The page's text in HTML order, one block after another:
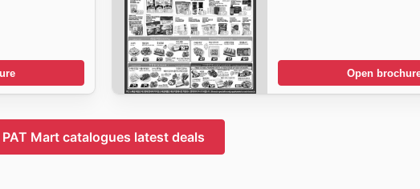
Open
PAT Mart catalogues latest deals